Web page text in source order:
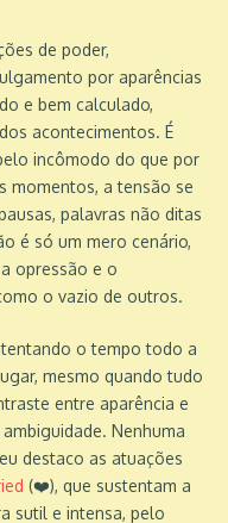
de poder,
por aparências
e bem calculado,
acontecimentos. É
incômodo do que por
momentos, a tensão se
palavras não ditas
é só um mero cenário,
opressão e o
o vazio de outros.
o tempo todo a
mesmo quando tudo
entre aparência e
Nenhuma
destaco as atuações
(❤️), que sustentam a
sutil e intensa, pelo